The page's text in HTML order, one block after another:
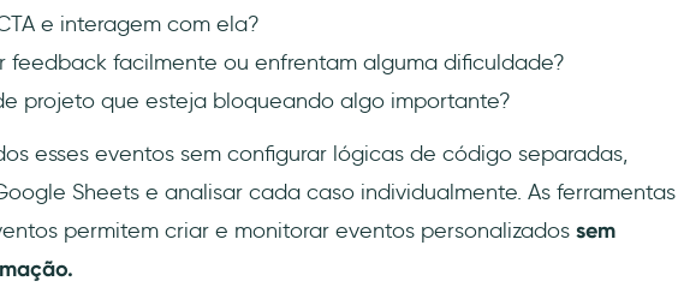
e interagem com ela?
feedback facilmente ou enfrentam alguma dificuldade?
projeto que esteja bloqueando algo importante?
esses eventos sem configurar lógicas de código separadas,
Sheets e analisar cada caso individualmente. As ferramentas
permitem criar e monitorar eventos personalizados sem